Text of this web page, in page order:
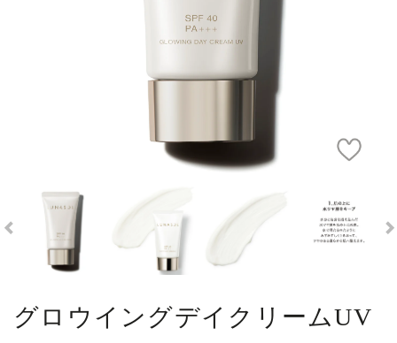
グロウイングデイクリームUV